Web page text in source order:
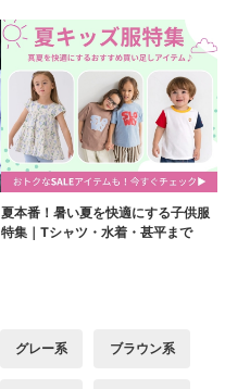
夏本番！暑い夏を快適にする子供服
特集｜Tシャツ・水着・甚平まで
グレー系 ブラウン系